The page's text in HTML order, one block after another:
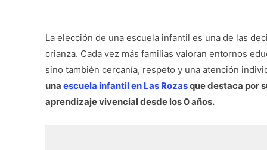
La elección de una escuela infantil es una de las
crianza. Cada vez más familias valoran entornos
sino también cercanía, respeto y una atención
una escuela infantil en Las Rozasque destaca por
aprendizaje vivencial desde los 0 años.